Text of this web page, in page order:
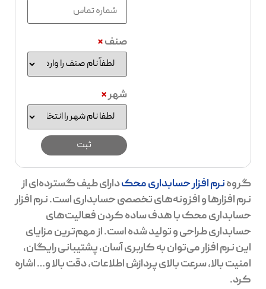
صنف*
شهر*
گروهنرم افزار حسابداری محکدارای طیف گسترده‌ای از
نرم افزارها و افزونه‌های تخصصی حسابداری است. نرم افزار
حسابداری محک با هدف ساده کردن فعالیت‌های
حسابداری طراحی و تولید شده‌ است. از مهم‌ترین مزایای
این نرم افزار می‌توان به کاربری آسان، پشتیبانی رایگان،
امنیت بالا، سرعت بالای پردازش اطلاعات، دقت بالا و… اشاره
کرد.